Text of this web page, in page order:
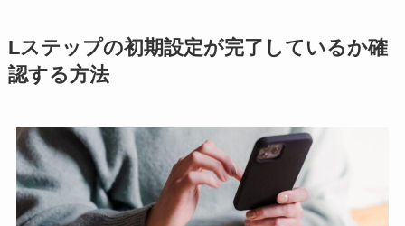
Lステップの初期設定が完了しているか確
認する方法